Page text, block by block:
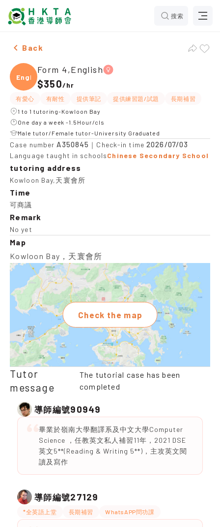
搜索
Female Form 4,English，Kowloon Bay Tuition
Back
Engli
Form 4,English
$350/hr
有愛心 有耐性 提供筆記 提供練習題/試題
長期補習
1 to 1 tutoring-Kowloon Bay
One day a week -1.5Hour/cls
Male tutor/Female tutor-University Graduated
Case number A350845 ｜Check-in time2026/07/03
Language taught in schoolsChinese Secondary School
tutoring address
Kowloon Bay,天寰會所
Time
可商議
Remark
No yet
Map
Kowloon Bay，天寰會所
Check the map
Tutor
message
The tutorial case has been
completed
導師編號90949
畢業於嶺南大學翻譯系及中文大學Computer
Science ，任教英文私人補習11年，2021 DSE
英文5**(Reading & Writing 5**)，主攻英文閱
讀及寫作
導師編號27129
*全英語上堂 長期補習 WhatsAPP問功課